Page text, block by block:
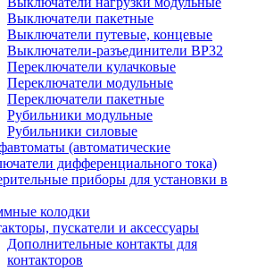
Выключатели пакетные
Выключатели путевые, концевые
Выключатели-разъединители ВР32
Переключатели кулачковые
Переключатели модульные
Переключатели пакетные
Рубильники модульные
Рубильники силовые
(автоматические
дифференциального тока)
приборы для установки в
колодки
пускатели и аксессуары
Дополнительные контакты для
контакторов